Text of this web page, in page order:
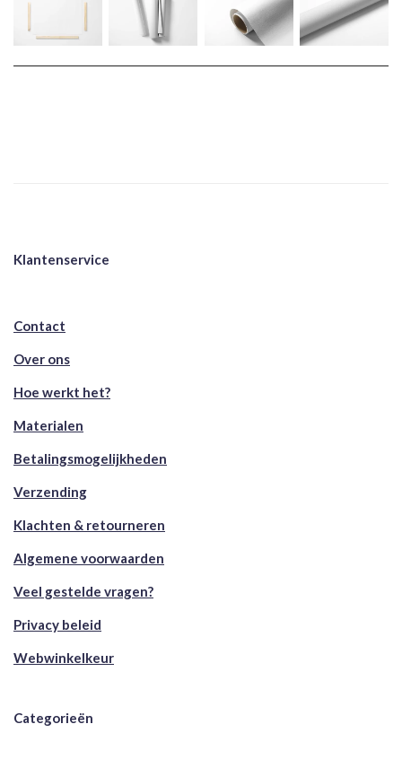
Klantenservice
Contact
Over ons
Hoe werkt het?
Materialen
Betalingsmogelijkheden
Verzending
Klachten & retourneren
Algemene voorwaarden
Veel gestelde vragen?
Privacy beleid
Webwinkelkeur
Categorieën